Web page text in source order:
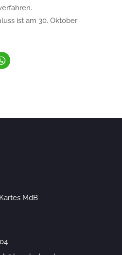
ist am 30. Oktober
MdB